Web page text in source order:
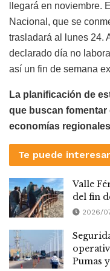
llegará en noviembre.
Nacional, que se
trasladará al lunes 24.
declarado día no
así un fin de semana
La planificación de
que buscan
economías
Te puede
Valle
del fin
2026/
Pumas